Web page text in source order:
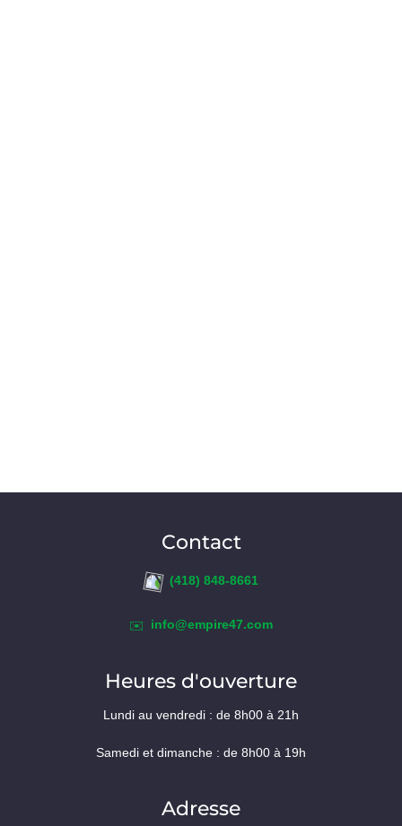
Contact
(418) 848-8661
✉️ info@empire47.com
Heures d'ouverture
Lundi au vendredi : de 8h00 à 21h
Samedi et dimanche : de 8h00 à 19h
Adresse